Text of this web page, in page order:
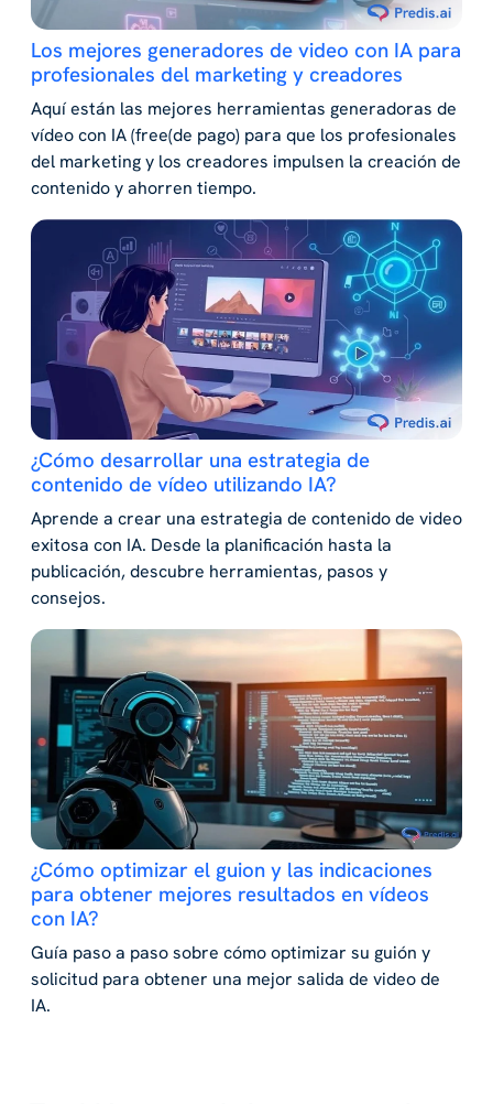
Los mejores generadores de video con IA para
profesionales del marketing y creadores
Aquí están las mejores herramientas generadoras de
vídeo con IA (free(de pago) para que los profesionales
del marketing y los creadores impulsen la creación de
contenido y ahorren tiempo.
¿Cómo desarrollar una estrategia de
contenido de vídeo utilizando IA?
Aprende a crear una estrategia de contenido de video
exitosa con IA. Desde la planificación hasta la
publicación, descubre herramientas, pasos y
consejos.
¿Cómo optimizar el guion y las indicaciones
para obtener mejores resultados en vídeos
con IA?
Guía paso a paso sobre cómo optimizar su guión y
solicitud para obtener una mejor salida de video de
IA.